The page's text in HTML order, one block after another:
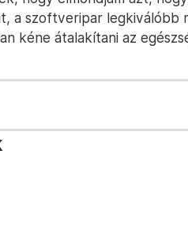
a szoftveripar legkiválóbb
kéne átalakítani az